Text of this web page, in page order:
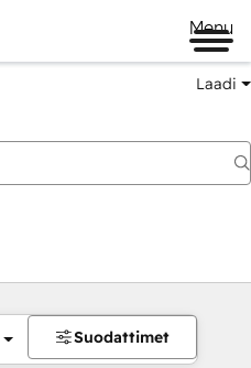
Menu
Laadi
Suodattimet